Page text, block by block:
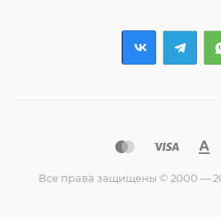
Все права защищены © 2000 —